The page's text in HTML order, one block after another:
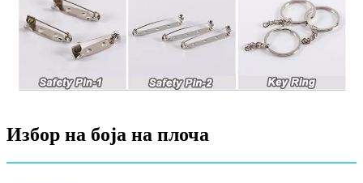
Избор на боја на плоча